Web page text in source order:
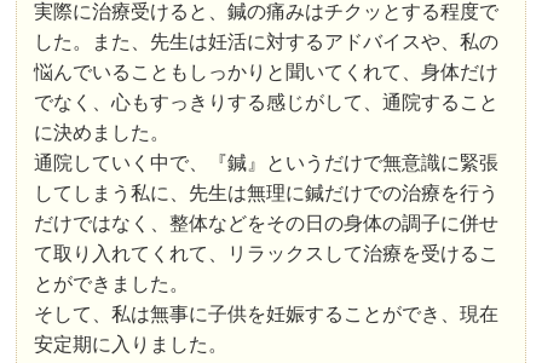
実際に治療受けると、鍼の痛みはチクッとする程度で
した。また、先生は妊活に対するアドバイスや、私の
悩んでいることもしっかりと聞いてくれて、身体だけ
でなく、心もすっきりする感じがして、通院すること
に決めました。
通院していく中で、『鍼』というだけで無意識に緊張
してしまう私に、先生は無理に鍼だけでの治療を行う
だけではなく、整体などをその日の身体の調子に併せ
て取り入れてくれて、リラックスして治療を受けるこ
とができました。
そして、私は無事に子供を妊娠することができ、現在
安定期に入りました。